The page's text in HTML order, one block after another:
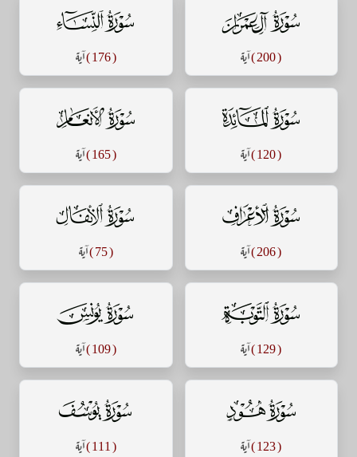
سورة آل عمران
( 200 ) آية
سورة النساء
( 176 ) آية
سورة المائدة
( 120 ) آية
سورة الأنعام
( 165 ) آية
سورة الأعراف
( 206 ) آية
سورة الأنفال
( 75 ) آية
سورة التوبة
( 129 ) آية
سورة يونس
( 109 ) آية
سورة هود
( 123 ) آية
سورة يوسف
( 111 ) آية